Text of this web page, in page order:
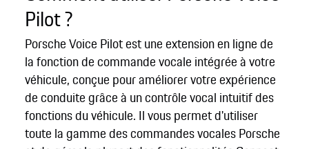
Pilot ?
Porsche Voice Pilot est une extension en ligne de
la fonction de commande vocale intégrée à votre
véhicule, conçue pour améliorer votre expérience
de conduite grâce à un contrôle vocal intuitif des
fonctions du véhicule. Il vous permet d'utiliser
toute la gamme des commandes vocales Porsche